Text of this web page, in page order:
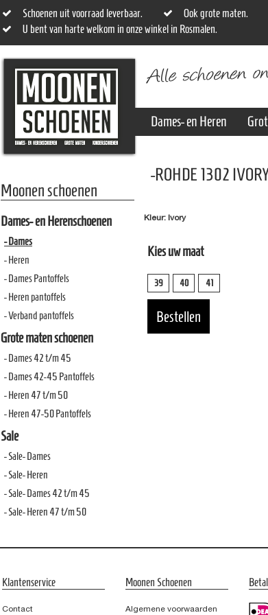
Schoenen uit voorraad leverbaar. Ook grote maten.
U bent van harte welkom in onze winkel in Rosmalen.
Dames- en Heren
Moonen schoenen
Dames- en Herenschoenen
- Dames
- Heren
- Dames Pantoffels
- Heren pantoffels
- Verband pantoffels
Grote maten schoenen
- Dames 42 t/m 45
- Dames 42-45 Pantoffels
- Heren 47 t/m 50
- Heren 47-50 Pantoffels
Sale
- Sale- Dames
- Sale- Heren
- Sale- Dames 42 t/m 45
- Sale- Heren 47 t/m 50
-ROHDE 1302 IVORY
Kleur: Ivory
Kies uw maat
39 40 41
Klantenservice
Contact
Moonen Schoenen
Algemene voorwaarden